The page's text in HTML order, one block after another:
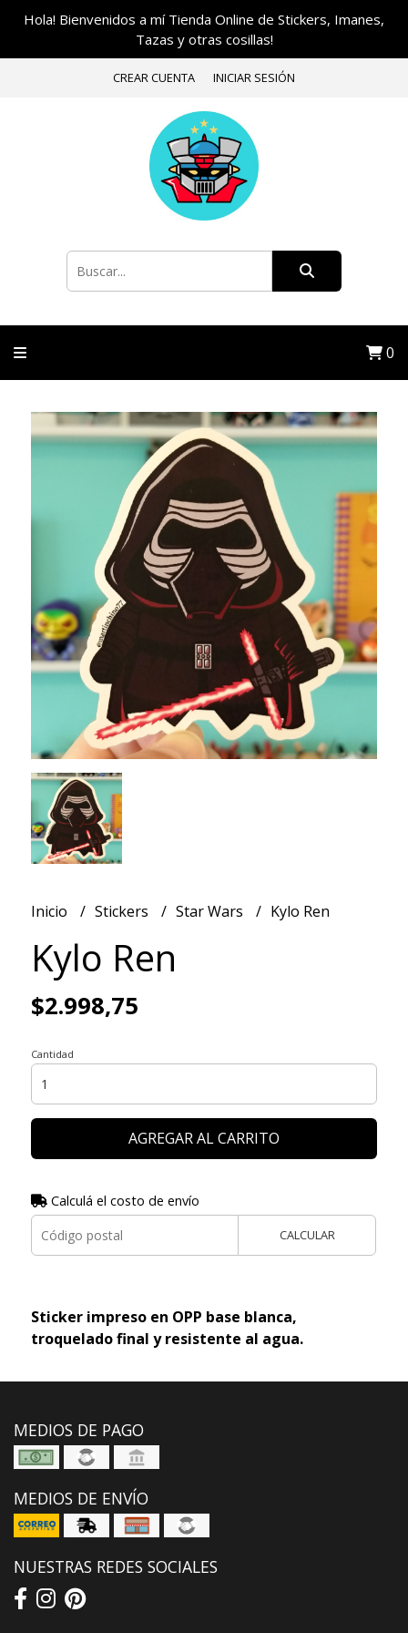
Hola! Bienvenidos a mí Tienda Online de Stickers, Imanes,
Tazas y otras cosillas!
CREAR CUENTA INICIAR SESIÓN
0
Inicio Stickers Star Wars Kylo Ren
Kylo Ren
$2.998,75
Cantidad
AGREGAR AL CARRITO
Calculá el costo de envío
CALCULAR
Sticker impreso en OPP base blanca,
troquelado final y resistente al agua.
MEDIOS DE PAGO
MEDIOS DE ENVÍO
NUESTRAS REDES SOCIALES